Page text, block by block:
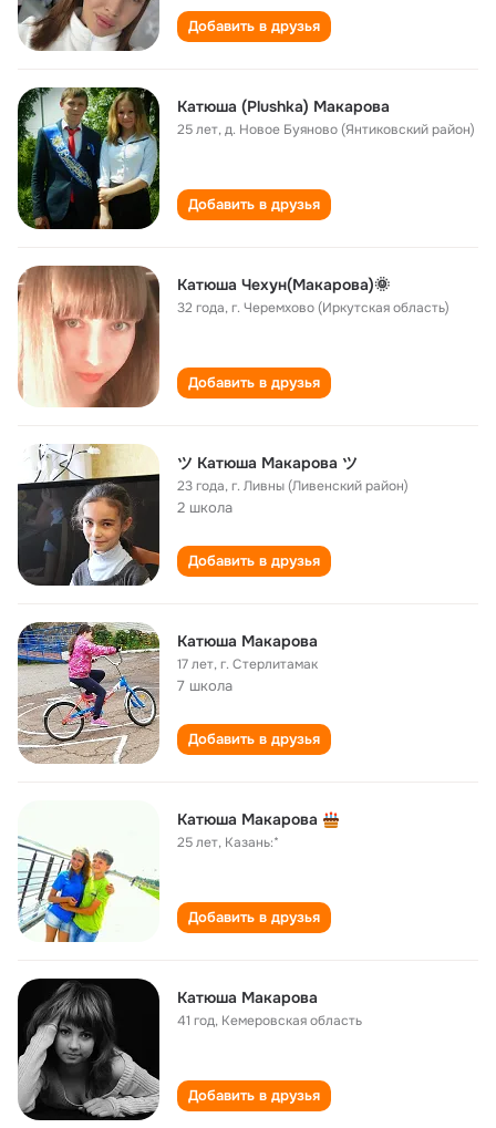
Добавить в друзья
Катюша (Plushka) Макарова
25 лет,д. Новое Буяново (Янтиковский район)
Добавить в друзья
Катюша Чехун(Макарова)🌞
32 года,г. Черемхово (Иркутская область)
Добавить в друзья
ツ Катюша Макарова ツ
23 года,г. Ливны (Ливенский район)
2 школа
Добавить в друзья
Катюша Макарова
17 лет,г. Стерлитамак
7 школа
Добавить в друзья
Катюша Макарова
25 лет, Казань:*
Добавить в друзья
Катюша Макарова
41 год, Кемеровская область
Добавить в друзья